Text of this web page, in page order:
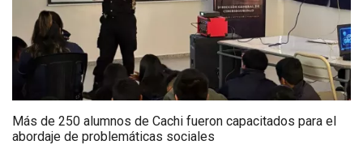
Más de 250 alumnos de Cachi fueron capacitados para el
abordaje de problemáticas sociales